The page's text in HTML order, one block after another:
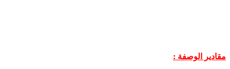
مقادير الوصفة :